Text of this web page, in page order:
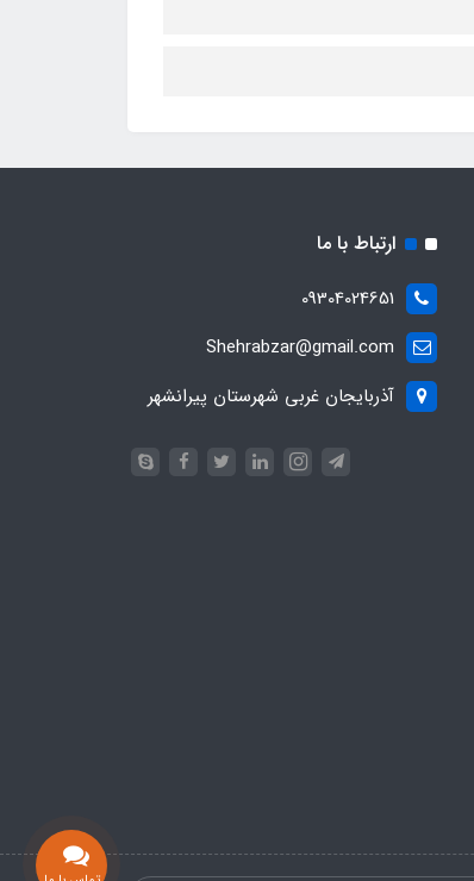
ارتباط با ما
09304024651
Shehrabzar@gmail.com
آذربایجان غربی شهرستان پیرانشهر